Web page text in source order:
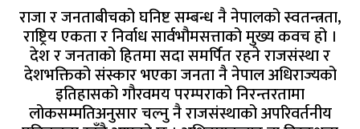
राजा र जनताबीचको घनिष्ट सम्बन्ध नै नेपालको स्वतन्त्रता,
राष्ट्रिय एकता र निर्वाध सार्वभौमसत्ताको मुख्य कवच हो ।
देश र जनताको हितमा सदा समर्पित रहने राजसंस्था र
देशभक्तिको संस्कार भएका जनता नै नेपाल अधिराज्यको
इतिहासको गौरवमय परम्पराको निरन्तरतामा
लोकसम्मतिअनुसार चल्नु नै राजसंस्थाको अपरिवर्तनीय